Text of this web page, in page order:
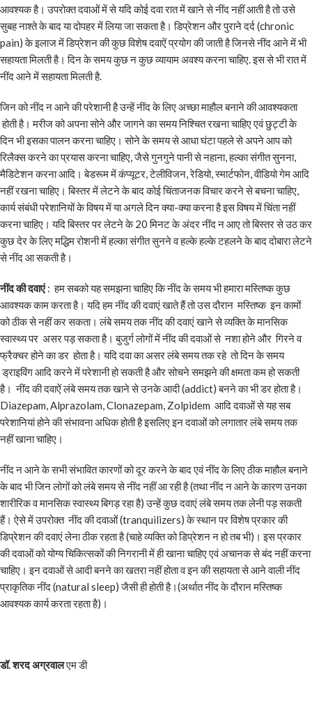
आवश्यक है। उपरोक्त दवाओं में से यदि कोई दवा रात में खाने से नींद नहीं आती है तो उसे
सुबह नाश्ते के बाद या दोपहर में लिया जा सकता है। डिप्रेशन और पुराने दर्द (chronic
pain) के इलाज में डिप्रेशन की कुछ विशेष दवाऐं प्रयोग की जाती है जिनसे नींद आने में भी
सहायता मिलती है। दिन के समय कुछ न कुछ व्यायाम अवश्य करना चाहिए. इस से भी रात में
नींद आने में सहायता मिलती है.
जिन को नींद न आने की परेशानी है उन्हें नींद के लिए अच्छा माहौल बनाने की आवश्यकता
होती है। मरीज को अपना सोने और जागने का समय निश्चित रखना चाहिए एवं छुट्टी के
दिन भी इसका पालन करना चाहिए। सोने के समय से आधा घंटा पहले से अपने आप को
रिलैक्स करने का प्रयास करना चाहिए, जैसे गुनगुने पानी से नहाना, हल्का संगीत सुनना,
मैडिटेशन करना आदि। बेडरूम में कंप्यूटर, टेलीविजन, रेडियो, स्मार्टफोन, वीडियो गेम आदि
नहीं रखना चाहिए। बिस्तर में लेटने के बाद कोई चिंताजनक विचार करने से बचना चाहिए,
कार्य संबंधी परेशानियों के विषय में या अगले दिन क्या-क्या करना है इस विषय में चिंता नहीं
करना चाहिए। यदि बिस्तर पर लेटने के 20 मिनट के अंदर नींद न आए तो बिस्तर से उठ कर
कुछ देर के लिए मद्धिम रोशनी में हल्का संगीत सुनने व हल्के हल्के टहलने के बाद दोबारा लेटने
से नींद आ सकती है।
नींद की दवाएं: हम सबको यह समझना चाहिए कि नींद के समय भी हमारा मस्तिष्क कुछ
आवश्यक काम करता है। यदि हम नींद की दवाएं खाते हैं तो उस दौरान मस्तिष्क इन कामों
को ठीक से नहीं कर सकता। लंबे समय तक नींद की दवाएं खाने से व्यक्ति के मानसिक
स्वास्थ्य पर असर पड़ सकता है। बुजुर्ग लोगों में नींद की दवाओं से नशा होने और गिरने व
फ्रैक्चर होने का डर होता है। यदि दवा का असर लंबे समय तक रहे तो दिन के समय
ड्राइविंग आदि करने में परेशानी हो सकती है और सोचने समझने की क्षमता कम हो सकती
है। नींद की दवाऐं लंबे समय तक खाने से उनके आदी (addict) बनने का भी डर होता है।
Diazepam, Alprazolam, Clonazepam, Zolpidem आदि दवाओं से यह सब
परेशानियां होने की संभावना अधिक होती है इसलिए इन दवाओं को लगातार लंबे समय तक
नहीं खाना चाहिए।
नींद न आने के सभी संभावित कारणों को दूर करने के बाद एवं नींद के लिए ठीक माहौल बनाने
के बाद भी जिन लोगों को लंबे समय से नींद नहीं आ रही है (तथा नींद न आने के कारण उनका
शारीरिक व मानसिक स्वास्थ्य बिगड़ रहा है) उन्हें कुछ दवाएं लंबे समय तक लेनी पड़ सकती
हैं। ऐसे में उपरोक्त नींद की दवाओं (tranquilizers) के स्थान पर विशेष प्रकार की
डिप्रेशन की दवाएं लेना ठीक रहता है (चाहे व्यक्ति को डिप्रेशन न हो तब भी)। इस प्रकार
की दवाओं को योग्य चिकित्सकों की निगरानी में ही खाना चाहिए एवं अचानक से बंद नहीं करना
चाहिए। इन दवाओं से आदी बनने का खतरा नहीं होता व इन की सहायता से आने वाली नींद
प्राकृतिक नींद (natural sleep) जैसी ही होती है।(अर्थात नींद के दौरान मस्तिष्क
आवश्यक कार्य करता रहता है)।
डॉ. शरद अग्रवालएम डी